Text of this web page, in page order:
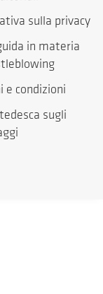
sulla privacy
in materia
e condizioni
sugli